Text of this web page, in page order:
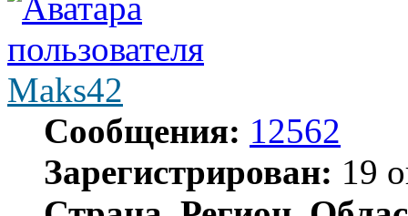
Maks42
Сообщения: 12562
Зарегистрирован: 19